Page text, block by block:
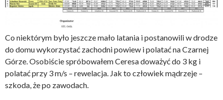
Co niektórym było jeszcze mało latania i postanowili w drodze
do domu wykorzystać zachodni powiew i polatać na Czarnej
Górze. Osobiście spróbowałem Ceresa doważyć do 3 kg i
polatać przy 3 m/s – rewelacja. Jak to człowiek mądrzeje –
szkoda, że po zawodach.